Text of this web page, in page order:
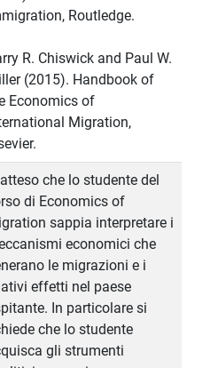
Routledge.
R. Chiswick and Paul W.
(2015). Handbook of
Economics of
Migration,
che lo studente del
di Economics of
sappia interpretare i
economici che
le migrazioni e i
effetti nel paese
In particolare si
che lo studente
gli strumenti